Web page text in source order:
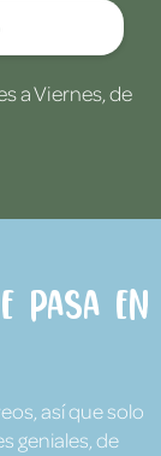
a Viernes, de
pasa en
así que solo
geniales, de